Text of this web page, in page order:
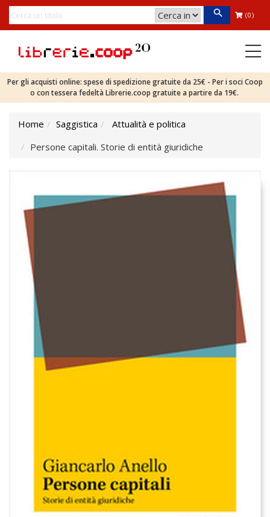
(0)
Per gli acquisti online: spese di spedizione gratuite da 25€ - Per i soci Coop
o con tessera fedeltà Librerie.coop gratuite a partire da 19€.
Home Saggistica
Attualità e politica
Persone capitali. Storie di entità giuridiche